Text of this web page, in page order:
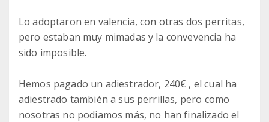
Lo adoptaron en valencia, con otras dos perritas,
pero estaban muy mimadas y la convevencia ha
sido imposible.
Hemos pagado un adiestrador, 240€ , el cual ha
adiestrado también a sus perrillas, pero como
nosotras no podiamos más, no han finalizado el